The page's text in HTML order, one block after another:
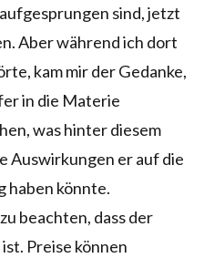
sind, jetzt
Aber während ich dort
kam mir der Gedanke,
in die Materie
was hinter diesem
Auswirkungen er auf die
haben könnte.
beachten, dass der
Preise können